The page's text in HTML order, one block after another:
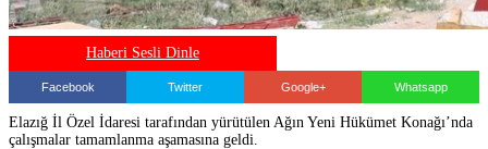
Haberi Sesli Dinle
Facebook Twitter Google+ Whatsapp
Elazığ İl Özel İdaresi tarafından yürütülen Ağın Yeni Hükümet Konağı’nda
çalışmalar tamamlanma aşamasına geldi.